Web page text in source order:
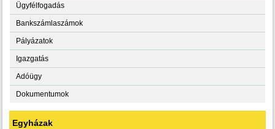
Ügyfélfogadás
Bankszámlaszámok
Pályázatok
Igazgatás
Adóügy
Dokumentumok
Egyházak